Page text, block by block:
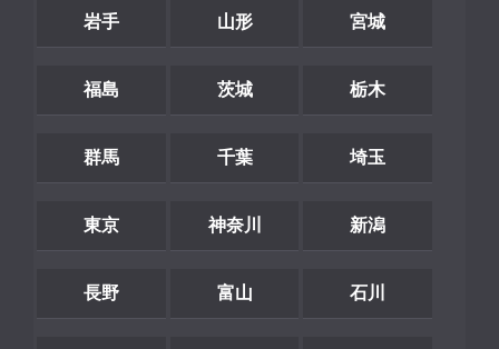
岩手 山形 宮城
福島 茨城 栃木
群馬 千葉 埼玉
東京 神奈川 新潟
長野 富山 石川